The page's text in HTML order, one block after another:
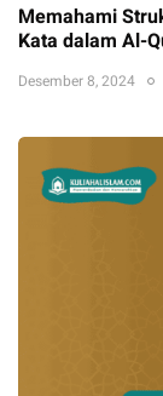
Memahami
Kata dalam Al-
Desember 8, 2024